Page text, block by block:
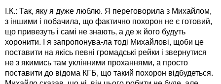
І.К.: Так, яку я дуже люблю. Я переговорила з Михайлом,
з іншими і побачила, що фактично похорон не є готовий,
що привезуть і самі не знають, а де ж його будуть
хоронити. І я запропонува-ла тоді Михайлові, щоби це
поставити на якісь певні громадські рейки і звернутися
не з якимись там уклінними проханнями, а просто
поставити до відома КГБ, що такий похорон відбудеться.